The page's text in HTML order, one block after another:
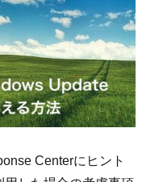
Centerにヒント